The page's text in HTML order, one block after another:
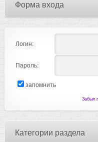
Форма входа
Логин:
Пароль:
запомнить
Забыл
Категории раздела